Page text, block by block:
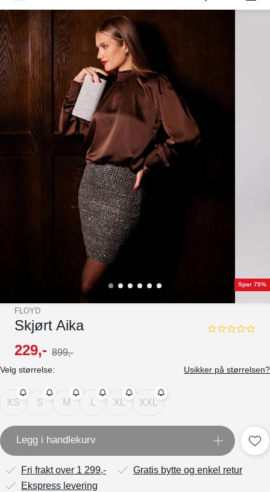
Spar 75%
FLOYD
Skjørt Aika
0.0
229,- 899,-
Velg størrelse: Usikker på størrelsen?
XS S M XL XXL
Legg i handlekurv
Fri frakt over 1 299,-
Gratis bytte og enkel retur
Ekspress levering